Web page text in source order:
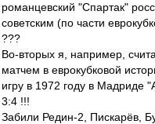
романцевский "Спартак"
советским (по части
???
Во-вторых я, например,
матчем в еврокубковой
игру в 1972 году в Мадриде
3:4 !!!
Забили Редин-2, Пискарёв,